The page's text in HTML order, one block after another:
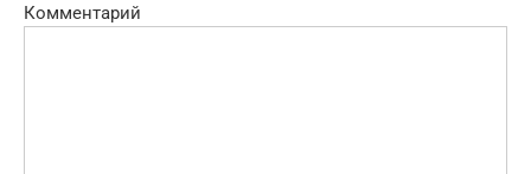
Комментарий